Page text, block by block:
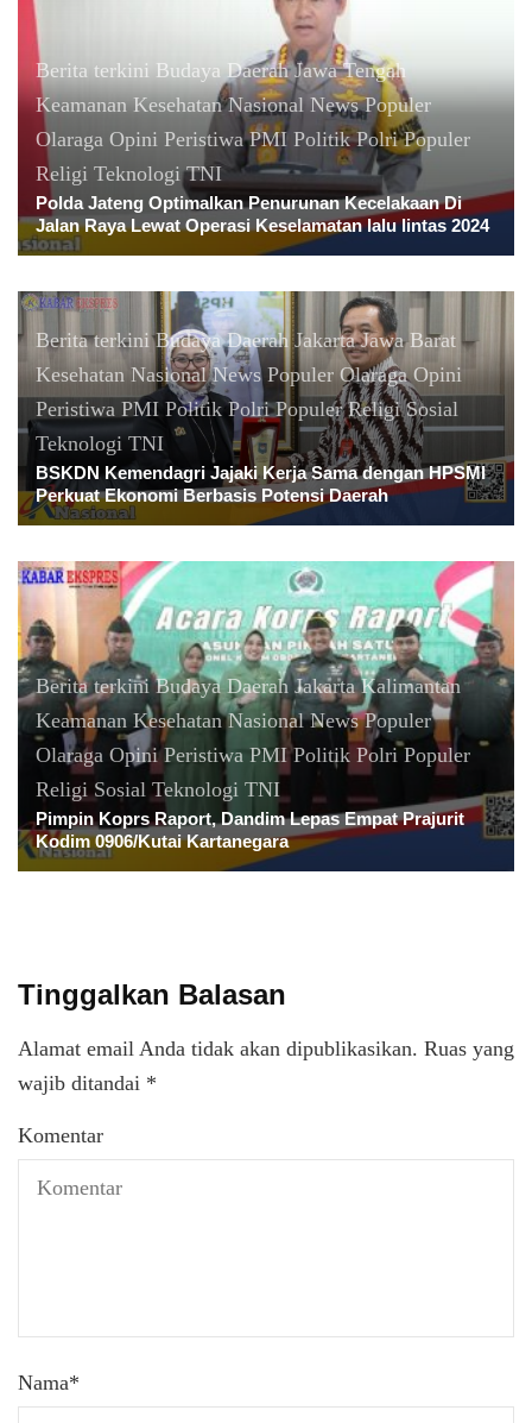
Berita terkini Budaya Daerah Jawa Tengah
Keamanan Kesehatan Nasional News Populer
Olaraga Opini Peristiwa PMI Politik Polri Populer
Religi Teknologi TNI
Polda Jateng Optimalkan Penurunan Kecelakaan Di
Jalan Raya Lewat Operasi Keselamatan lalu lintas 2024
Berita terkini Budaya Daerah Jakarta Jawa Barat
Kesehatan Nasional News Populer Olaraga Opini
Peristiwa PMI Politik Polri Populer Religi Sosial
Teknologi TNI
BSKDN Kemendagri Jajaki Kerja Sama dengan HPSMI
Perkuat Ekonomi Berbasis Potensi Daerah
Berita terkini Budaya Daerah Jakarta Kalimantan
Keamanan Kesehatan Nasional News Populer
Olaraga Opini Peristiwa PMI Politik Polri Populer
Religi Sosial Teknologi TNI
Pimpin Koprs Raport, Dandim Lepas Empat Prajurit
Kodim 0906/Kutai Kartanegara
Tinggalkan Balasan
Alamat email Anda tidak akan dipublikasikan. Ruas yang
wajib ditandai *
Komentar
Nama*